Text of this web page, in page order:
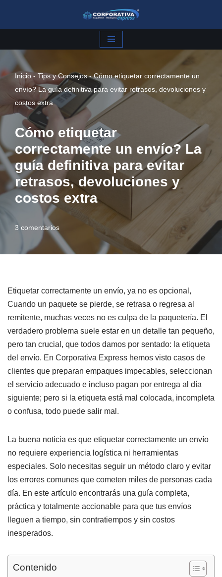
Saltar
contenido
Inicio - Tips y Consejos-Cómo etiquetar correctamente un
envío? La guía definitiva para evitar retrasos, devoluciones y
costos extra
Cómo etiquetar
correctamente un envío? La
guía definitiva para evitar
retrasos, devoluciones y
costos extra
3 comentarios
Etiquetar correctamente un envío, ya no es opcional,
Cuando un paquete se pierde, se retrasa o regresa al
remitente, muchas veces no es culpa de la paquetería. El
verdadero problema suele estar en un detalle tan pequeño,
pero tan crucial, que todos damos por sentado: la etiqueta
del envío. En Corporativa Express hemos visto casos de
clientes que preparan empaques impecables, seleccionan
el servicio adecuado e incluso pagan por entrega al día
siguiente; pero si la etiqueta está mal colocada, incompleta
o confusa, todo puede salir mal.
La buena noticia es que etiquetar correctamente un envío
no requiere experiencia logística ni herramientas
especiales. Solo necesitas seguir un método claro y evitar
los errores comunes que cometen miles de personas cada
día. En este artículo encontrarás una guía completa,
práctica y totalmente accionable para que tus envíos
lleguen a tiempo, sin contratiempos y sin costos
inesperados.
Contenido